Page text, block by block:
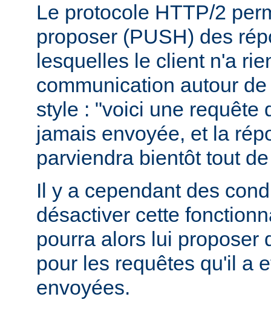
Le protocole HTTP/2
proposer (PUSH) des
lesquelles le client n'a
communication autour
style : "voici une requête
jamais envoyée, et la
parviendra bientôt tout
Il y a cependant des
désactiver cette
pourra alors lui proposer
pour les requêtes qu'il a
envoyées.